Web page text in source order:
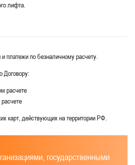
лифта.
платежи по безналичному расчету.
Договору:
расчете
карт, действующих на территории РФ.
государственными